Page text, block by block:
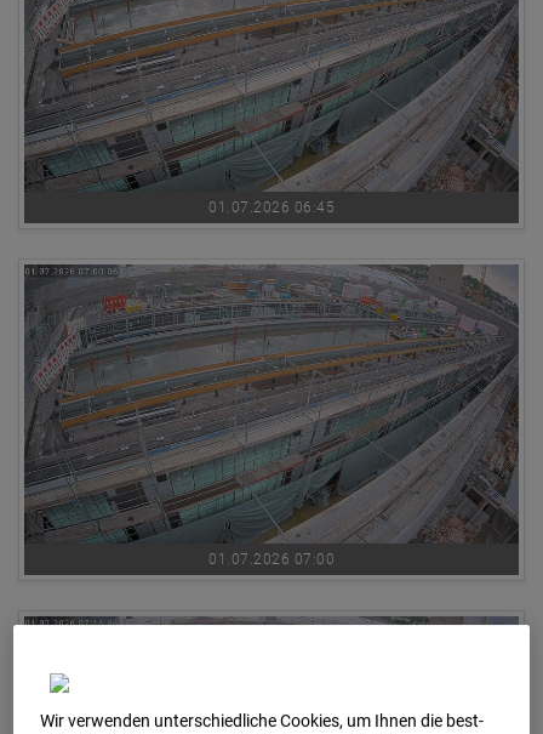
01.07.2026 06:45
01.07.2026 07:00
Wir verwenden unterschiedliche Cookies, um Ihnen die best­